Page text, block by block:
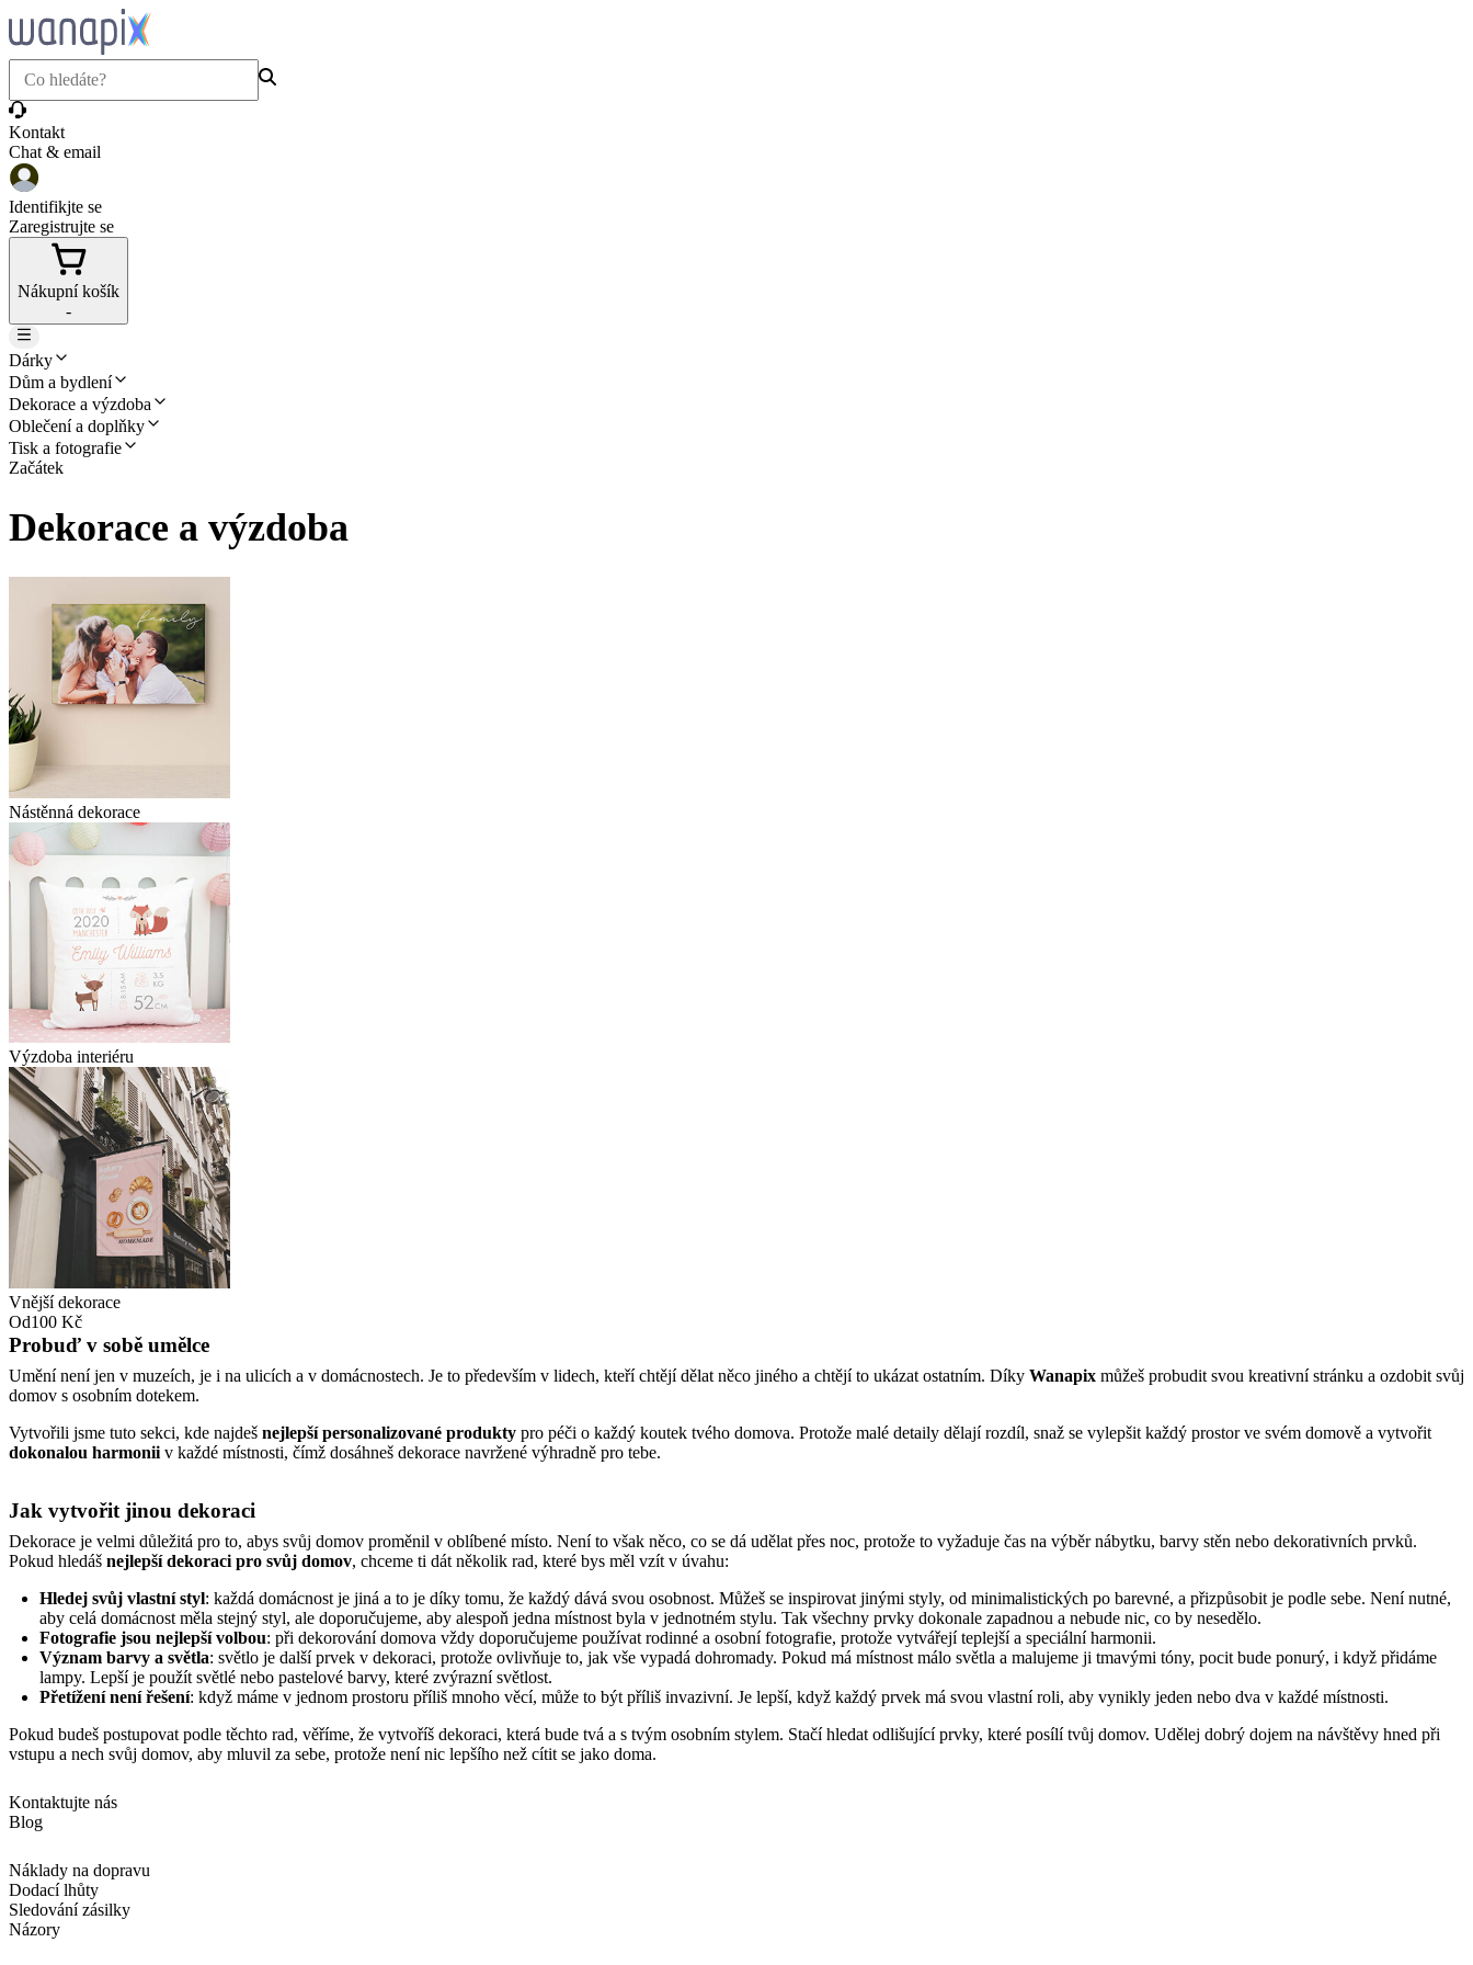
Kontakt
Chat & email
Identifikjte se
Zaregistrujte se
Nákupní košík
-
Dárky
Dům a bydlení
Dekorace a výzdoba
Oblečení a doplňky
Tisk a fotografie
Začátek
Dekorace a výzdoba
Nástěnná dekorace
Výzdoba interiéru
Vnější dekorace
Od100 Kč
Probuď v sobě umělce
Umění není jen v muzeích, je i na ulicích a v domácnostech. Je to především v lidech, kteří chtějí dělat něco jiného a chtějí to ukázat ostatním. Díky Wanapix můžeš probudit svou kreativní stránku a ozdobit svůj
domov s osobním dotekem.
Vytvořili jsme tuto sekci, kde najdeš nejlepší personalizované produkty pro péči o každý koutek tvého domova. Protože malé detaily dělají rozdíl, snaž se vylepšit každý prostor ve svém domově a vytvořit
dokonalou harmonii v každé místnosti, čímž dosáhneš dekorace navržené výhradně pro tebe.
Jak vytvořit jinou dekoraci
Dekorace je velmi důležitá pro to, abys svůj domov proměnil v oblíbené místo. Není to však něco, co se dá udělat přes noc, protože to vyžaduje čas na výběr nábytku, barvy stěn nebo dekorativních prvků.
Pokud hledáš nejlepší dekoraci pro svůj domov, chceme ti dát několik rad, které bys měl vzít v úvahu:
Hledej svůj vlastní styl: každá domácnost je jiná a to je díky tomu, že každý dává svou osobnost. Můžeš se inspirovat jinými styly, od minimalistických po barevné, a přizpůsobit je podle sebe. Není nutné,
aby celá domácnost měla stejný styl, ale doporučujeme, aby alespoň jedna místnost byla v jednotném stylu. Tak všechny prvky dokonale zapadnou a nebude nic, co by nesedělo.
Fotografie jsou nejlepší volbou: při dekorování domova vždy doporučujeme používat rodinné a osobní fotografie, protože vytvářejí teplejší a speciální harmonii.
Význam barvy a světla: světlo je další prvek v dekoraci, protože ovlivňuje to, jak vše vypadá dohromady. Pokud má místnost málo světla a malujeme ji tmavými tóny, pocit bude ponurý, i když přidáme
lampy. Lepší je použít světlé nebo pastelové barvy, které zvýrazní světlost.
Přetížení není řešení: když máme v jednom prostoru příliš mnoho věcí, může to být příliš invazivní. Je lepší, když každý prvek má svou vlastní roli, aby vynikly jeden nebo dva v každé místnosti.
Pokud budeš postupovat podle těchto rad, věříme, že vytvoříš dekoraci, která bude tvá a s tvým osobním stylem. Stačí hledat odlišující prvky, které posílí tvůj domov. Udělej dobrý dojem na návštěvy hned při
vstupu a nech svůj domov, aby mluvil za sebe, protože není nic lepšího než cítit se jako doma.
Kontaktujte nás
Blog
Náklady na dopravu
Dodací lhůty
Sledování zásilky
Názory